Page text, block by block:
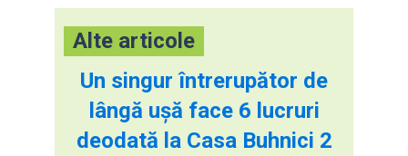
Alte articole
Un singur întrerupător de
lângă ușă face 6 lucruri
deodată la Casa Buhnici 2